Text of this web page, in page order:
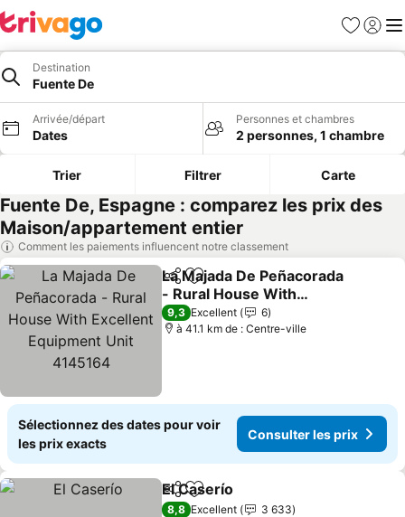
Favoris
Se
Destination
Fuente De
Arrivée/départ
Dates
Personnes et chambres
2 personnes, 1 chambre
Trier Filtrer Carte
Fuente De, Espagne : comparez les prix des
Maison/appartement entier
Comment les paiements influencent notre classement
PartagerAjouter à mes favoris
La Majada De Peñacorada
- Rural House With
Excellent Equipment Unit
4145164
Consulter les prix
9,3 Excellent
6
à 41.1 km de : Centre-ville
Sélectionnez des dates pour voir
les prix exacts
Consulter les prix
PartagerAjouter à mes favoris
El Caserío
8,8 Excellent
3 633